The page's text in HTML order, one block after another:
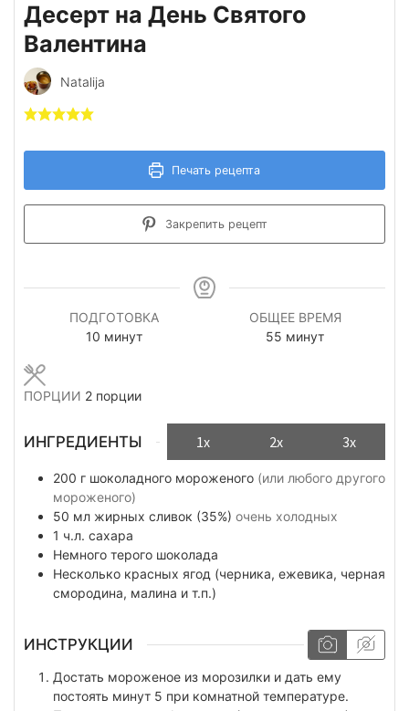
Десерт на День Святого
Валентина
Natalija
Печать рецепта
Закрепить рецепт
ПОДГОТОВКА
10 минуты
минут
ОБЩЕЕ ВРЕМЯ
55 минуты
минут
ПОРЦИИ 2 порции
ИНГРЕДИЕНТЫ 1x 2x 3x
200 г шоколадного мороженого (или любого другого
мороженого)
50 мл жирных сливок (35%) очень холодных
1 ч.л. сахара
Немного терого шоколада
Несколько красных ягод (черника, ежевика, черная
смородина, малина и т.п.)
ИНСТРУКЦИИ
Достать мороженое из морозилки и дать ему
постоять минут 5 при комнатной температуре.